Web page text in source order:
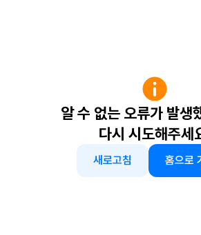
알 수 없는 오류가 발생
다시 시도해주세
새로고침 홈으로